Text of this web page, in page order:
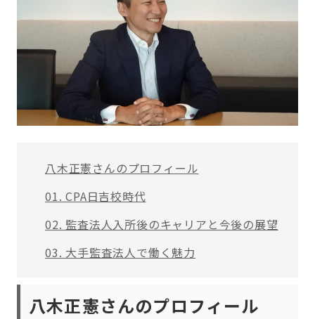
八木正憲さんのプロフィール
01. CPA日吉校時代
02. 監査法人入所後のキャリアと今後の展望
03. 大手監査法人で働く魅力
八木正憲さんのプロフィール